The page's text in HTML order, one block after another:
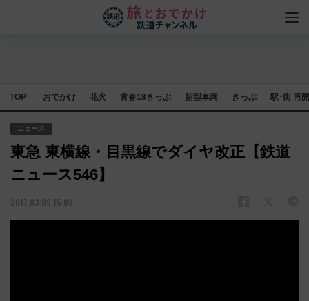
TOP おでかけ 花火 青春18きっぷ 新型車両 きっぷ 駅･街 再
ニュース
東急 東横線・目黒線でダイヤ改正【鉄道
ニュース546】
2017.03.09 15:03